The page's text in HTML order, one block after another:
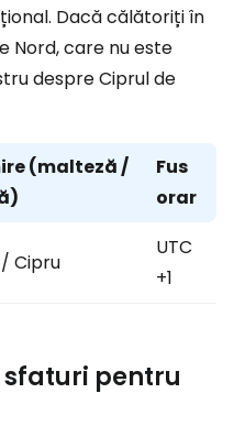
Dacă călătoriți în
Nord, care nu este
despre Ciprul de
(malteză /
Fus
orar
Cipru
UTC
+1
pentru